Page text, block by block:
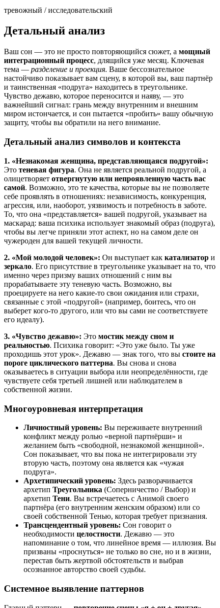
тревожный / исследовательский
Детальный анализ
Ваш сон — это не просто повторяющийся сюжет, а мощный
интеграционный процесс, длящийся уже месяц. Ключевая
тема — разделение и проекция. Ваше бессознательное
настойчиво показывает вам сцену, в которой вы, ваш партнёр
и таинственная «подруга» находитесь в треугольнике.
Чувство дежавю, которое переносится и наяву, — это
важнейший сигнал: грань между внутренним и внешним
миром истончается, и сон пытается «пробить» вашу обычную
защиту, чтобы вы обратили на него внимание.
Детальный анализ символов и контекста
1. «Незнакомая женщина, представляющаяся подругой»:
Это теневая фигура. Она не является реальной подругой, а
олицетворяет отвергнутую или непроявленную часть вас
самой. Возможно, это те качества, которые вы не позволяете
себе проявлять в отношениях: независимость, конкуренция,
агрессия, или, наоборот, уязвимость и потребность в заботе.
То, что она «представляется» вашей подругой, указывает на
маскарад: ваша психика использует знакомый образ (подруга),
чтобы вы легче приняли этот аспект, но на самом деле он
чужероден для вашей текущей личности.
2. «Мой молодой человек»: Он выступает как катализатор и
зеркало. Его присутствие в треугольнике указывает на то, что
именно через призму ваших отношений с ним вы
прорабатываете эту теневую часть. Возможно, вы
проецируете на него какие-то свои ожидания или страхи,
связанные с этой «подругой» (например, боитесь, что он
выберет кого-то другого, или что вы сами не соответствуете
его идеалу).
3. «Чувство дежавю»: Это мостик между сном и
реальностью. Психика говорит: «Это уже было. Ты уже
проходишь этот урок». Дежавю — знак того, что вы стоите на
пороге циклического паттерна. Вы снова и снова
оказываетесь в ситуации выбора или неопределённости, где
чувствуете себя третьей лишней или наблюдателем в
собственной жизни.
Многоуровневая интерпретация
Личностный уровень: Вы переживаете внутренний
конфликт между ролью «верной партнёрши» и
желанием быть «свободной, незнакомой женщиной».
Сон показывает, что вы пока не интегрировали эту
вторую часть, поэтому она является как «чужая
подруга».
Архетипический уровень: Здесь разворачивается
архетип Треугольника (Соперничество / Выбор) и
архетип Тени. Вы встречаетесь с Анимой своего
партнёра (его внутренним женским образом) или со
своей собственной Тенью, которая требует признания.
Трансцендентный уровень: Сон говорит о
необходимости целостности. Дежавю — это
напоминание о том, что линейное время — иллюзия. Вы
призваны «проснуться» не только во сне, но и в жизни,
перестав быть жертвой обстоятельств и выбрав
осознанное авторство своей судьбы.
Системное выявление паттернов